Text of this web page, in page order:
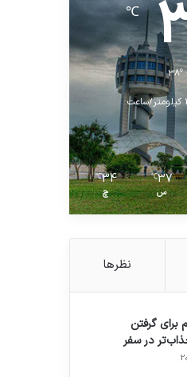
℃
37
℃
س
34
℃
چ
نظرها
برای گرفتن
در سفر